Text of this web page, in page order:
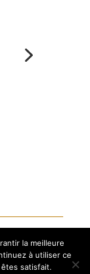
la meilleure
à utiliser ce
satisfait.